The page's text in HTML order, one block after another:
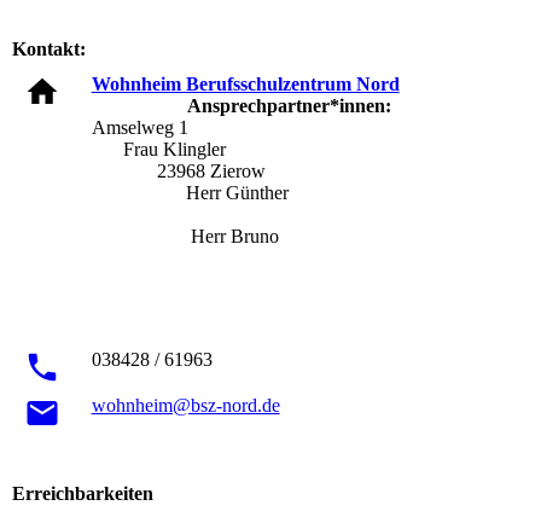
Kontakt:
Wohnheim Berufsschulzentrum Nord
Ansprechpartner*innen:
Amselweg 1
Frau Klingler
23968 Zierow
Herr Günther
Herr Bruno
038428 / 61963
wohnheim@bsz-nord.de
Erreichbarkeiten